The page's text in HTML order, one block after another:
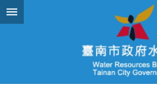
跳到主要內容區塊